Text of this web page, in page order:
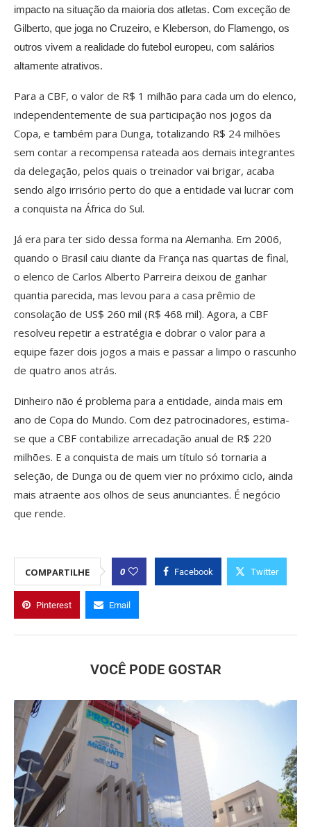
impacto na situação da maioria dos atletas. Com exceção de
Gilberto, que joga no Cruzeiro, e Kleberson, do Flamengo, os
outros vivem a realidade do futebol europeu, com salários
altamente atrativos.
Para a CBF, o valor de R$ 1 milhão para cada um do elenco,
independentemente de sua participação nos jogos da
Copa, e também para Dunga, totalizando R$ 24 milhões
sem contar a recompensa rateada aos demais integrantes
da delegação, pelos quais o treinador vai brigar, acaba
sendo algo irrisório perto do que a entidade vai lucrar com
a conquista na África do Sul.
Já era para ter sido dessa forma na Alemanha. Em 2006,
quando o Brasil caiu diante da França nas quartas de final,
o elenco de Carlos Alberto Parreira deixou de ganhar
quantia parecida, mas levou para a casa prêmio de
consolação de US$ 260 mil (R$ 468 mil). Agora, a CBF
resolveu repetir a estratégia e dobrar o valor para a
equipe fazer dois jogos a mais e passar a limpo o rascunho
de quatro anos atrás.
Dinheiro não é problema para a entidade, ainda mais em
ano de Copa do Mundo. Com dez patrocinadores, estima-
se que a CBF contabilize arrecadação anual de R$ 220
milhões. E a conquista de mais um título só tornaria a
seleção, de Dunga ou de quem vier no próximo ciclo, ainda
mais atraente aos olhos de seus anunciantes. É negócio
que rende.
COMPARTILHE 0 Facebook Twitter
Pinterest Email
VOCÊ PODE GOSTAR